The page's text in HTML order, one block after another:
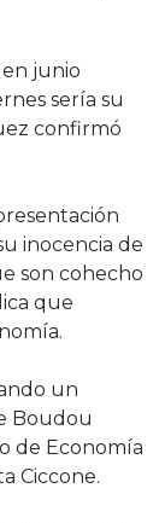
junio
sería su
confirmó
inocencia de
son cohecho
que
un
Boudou
de Economía
Ciccone.